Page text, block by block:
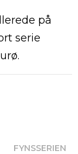
på
serie
FYNSSERIEN